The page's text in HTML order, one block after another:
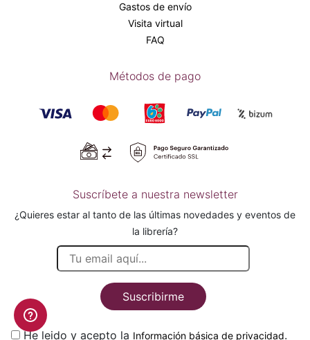
Gastos de envío
Visita virtual
FAQ
Métodos de pago
Suscríbete a nuestra newsletter
¿Quieres estar al tanto de las últimas novedades y eventos de
la librería?
Suscribirme
He leido y acepto la Información básica de privacidad.